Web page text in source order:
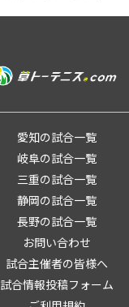
愛知の試合一覧
岐阜の試合一覧
三重の試合一覧
静岡の試合一覧
長野の試合一覧
お問い合わせ
試合主催者の皆様へ
試合情報投稿フォーム